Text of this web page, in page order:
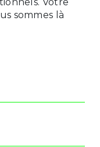
sommes là